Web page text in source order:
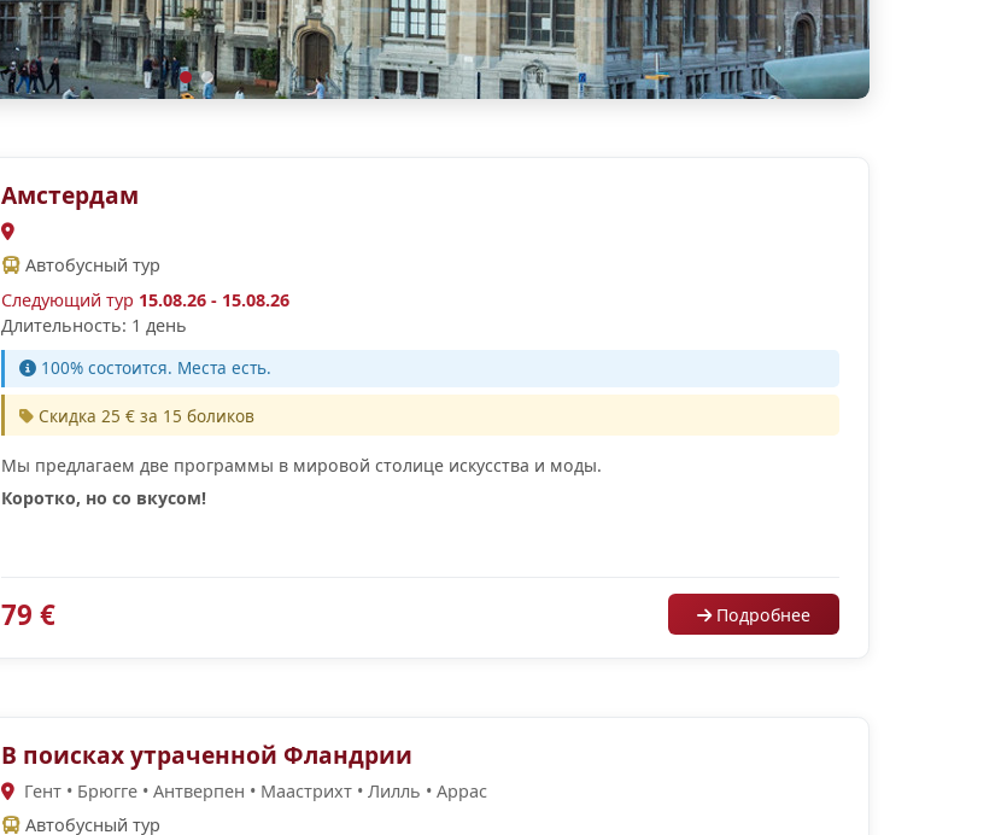
Амстердам
Автобусный тур
Следующий тур 15.08.26 - 15.08.26
Длительность: 1 день
100% cостоится. Места есть.
Скидка 25 € за 15 боликов
Мы предлагаем две программы в мировой столице искусства и моды.
Коротко, но со вкусом!
79 € Подробнее
В поисках утраченной Фландрии
Гент • Брюгге • Антверпен • Маастрихт • Лилль • Аррас
Автобусный тур